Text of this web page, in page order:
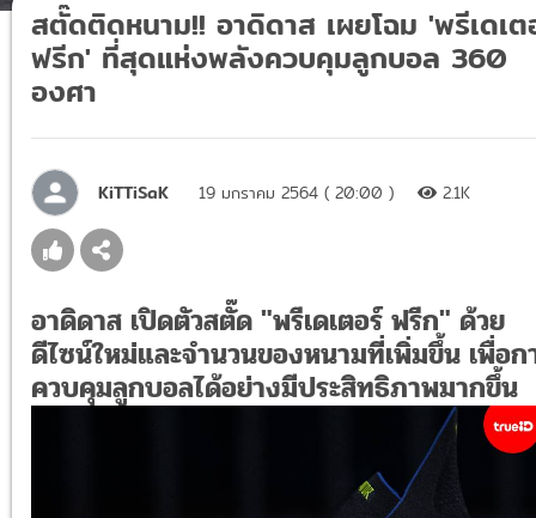
สตั๊ดติดหนาม!! อาดิดาส เผยโฉม 'พรีเดเต
ฟรีก' ที่สุดแห่งพลังควบคุมลูกบอล 360
องศา
KiTTiSaK 19 มกราคม 2564 ( 20:00 ) 2.1K
อาดิดาส เปิดตัวสตั๊ด "พรีเดเตอร์ ฟรีก" ด้วย
ดีไซน์ใหม่และจำนวนของหนามที่เพิ่มขึ้น เพื่อก
ควบคุมลูกบอลได้อย่างมีประสิทธิภาพมากขึ้น